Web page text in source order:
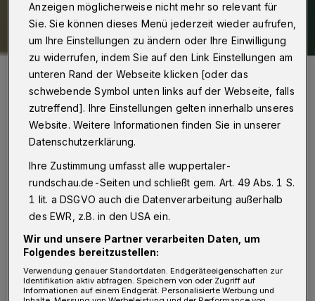
Trainer Sebastian Hinze und Spielmacher Linus Arnesson.
T
rainer Sebastian Hinze musste neben
Daniel Fontaine (Achillessehnenriss),
Maciej Majdzinski (Kreuzbandriss) und Max
Darj (Daumenbruch) auch auf Bogdan
Criciotoiu verzichten, der mit einer
Entzündung in der Schulter ausfiel. Csaba
Anzeigen möglicherweise nicht mehr so relevant für
Sie. Sie können dieses Menü jederzeit wieder aufrufen,
um Ihre Einstellungen zu ändern oder Ihre Einwilligung
zu widerrufen, indem Sie auf den Link Einstellungen am
unteren Rand der Webseite klicken [oder das
schwebende Symbol unten links auf der Webseite, falls
zutreffend]. Ihre Einstellungen gelten innerhalb unseres
Website. Weitere Informationen finden Sie in unserer
Datenschutzerklärung.
Ihre Zustimmung umfasst alle wuppertaler-
rundschau.de-Seiten und schließt gem. Art. 49 Abs. 1 S.
1 lit. a DSGVO auch die Datenverarbeitung außerhalb
des EWR, z.B. in den USA ein.
Wir und unsere Partner verarbeiten Daten, um
Folgendes bereitzustellen:
Verwendung genauer Standortdaten. Endgeräteeigenschaften zur
Identifikation aktiv abfragen. Speichern von oder Zugriff auf
Informationen auf einem Endgerät. Personalisierte Werbung und